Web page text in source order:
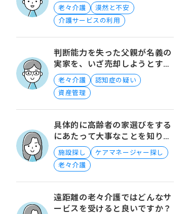
老々介護
漠然と不安
介護サービスの利用
判断能力を失った父親が名義の
実家を、いざ売却しようとする
とき、良い方法はありますか？
老々介護
認知症の疑い
資産管理
具体的に高齢者の家選びをする
にあたって大事なことを知りた
いです。
施設探し
ケアマネージャー探し
老々介護
遠距離の老々介護ではどんなサ
ービスを受けると良いですか？